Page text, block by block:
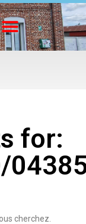
for:
cherchez.